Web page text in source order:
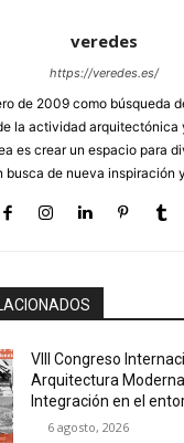
veredes
https://veredes.es/
de 2009 como búsqueda
la actividad arquitectónica
es crear un espacio para
busca de nueva inspiración
VIII Congreso
Arquitectura
Integración en el
6 agosto, 2026